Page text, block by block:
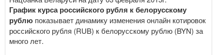
График курса российского рубля к белорусскому
рублю показывает динамику изменения онлайн котировок
российского рубля (RUB) к белорусскому рублю (BYN) за
много лет.